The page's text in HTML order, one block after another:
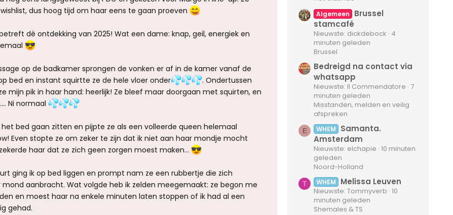
dus hoog tijd om haar eens te gaan proeven
dè ontdekking van 2025! Wat een dame: knap, geil, energiek en
op de badkamer sprongen de vonken er af in de kamer vanaf de
bed en instant squirtte ze de hele vloer onder
. Ondertussen
mijn pik in haar hand: heerlijk! Ze bleef maar doorgaan met squirten, en
Ni normaal
bed gaan zitten en pijpte ze als een volleerde queen helemaal
Even stopte ze om zeker te zijn dat ik niet aan haar mondje mocht
haar dat ze zich geen zorgen moest maken…
ging ik op bed liggen en prompt nam ze een rubbertje die zich
aanbracht. Wat volgde heb ik zelden meegemaakt: ze begon me
en moest haar na enkele minuten laten stoppen of ik had al een
gehad.
Algemeen
Brussel
stamcafé
Nieuwste: dickdebock 4
minuten geleden
Brussel
Bedreigd na contact via
whatsapp
Nieuwste: Il Commendatore 7
minuten geleden
Misstanden, melden en veilig
afspreken
E WHEM
Samanta.
Amsterdam
Nieuwste: elchapie 10 minuten
geleden
Noord-Holland
T WHEM Melissa Leuven
Nieuwste: Tommyverb 10
minuten geleden
Shemales & TS